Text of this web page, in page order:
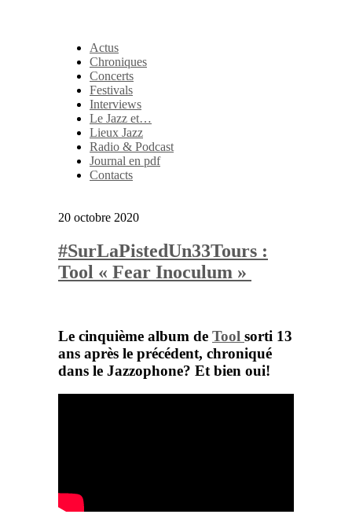
Actus
Chroniques
Concerts
Festivals
Interviews
Le Jazz et…
Lieux Jazz
Radio & Podcast
Journal en pdf
Contacts
20 octobre 2020
#SurLaPistedUn33Tours :
Tool « Fear Inoculum »
Le cinquième album de Tool sorti 13
ans après le précédent, chroniqué
dans le Jazzophone? Et bien oui!